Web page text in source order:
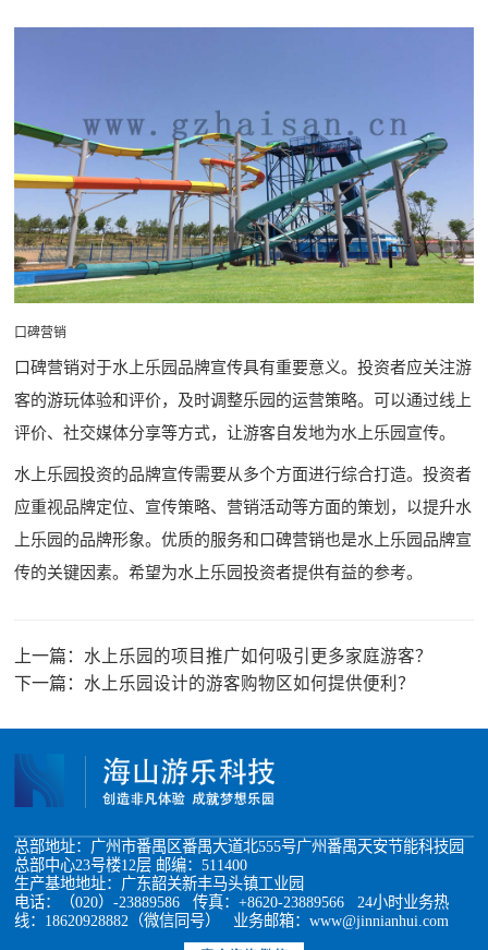
口碑营销
口碑营销对于水上乐园品牌宣传具有重要意义。投资者应关注游
客的游玩体验和评价，及时调整乐园的运营策略。可以通过线上
评价、社交媒体分享等方式，让游客自发地为水上乐园宣传。
水上乐园投资的品牌宣传需要从多个方面进行综合打造。投资者
应重视品牌定位、宣传策略、营销活动等方面的策划，以提升水
上乐园的品牌形象。优质的服务和口碑营销也是水上乐园品牌宣
传的关键因素。希望为水上乐园投资者提供有益的参考。
上一篇： 水上乐园的项目推广如何吸引更多家庭游客？
下一篇： 水上乐园设计的游客购物区如何提供便利？
总部地址：广州市番禺区番禺大道北555号广州番禺天安节能科技园
总部中心23号楼12层 邮编：511400
生产基地地址：广东韶关新丰马头镇工业园
电话：（020）-23889586 传真：+8620-23889566 24小时业务热
线：18620928882（微信同号） 业务邮箱：www@jinnianhui.com